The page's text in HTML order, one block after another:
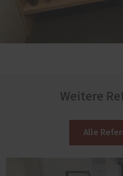
Weitere
Alle